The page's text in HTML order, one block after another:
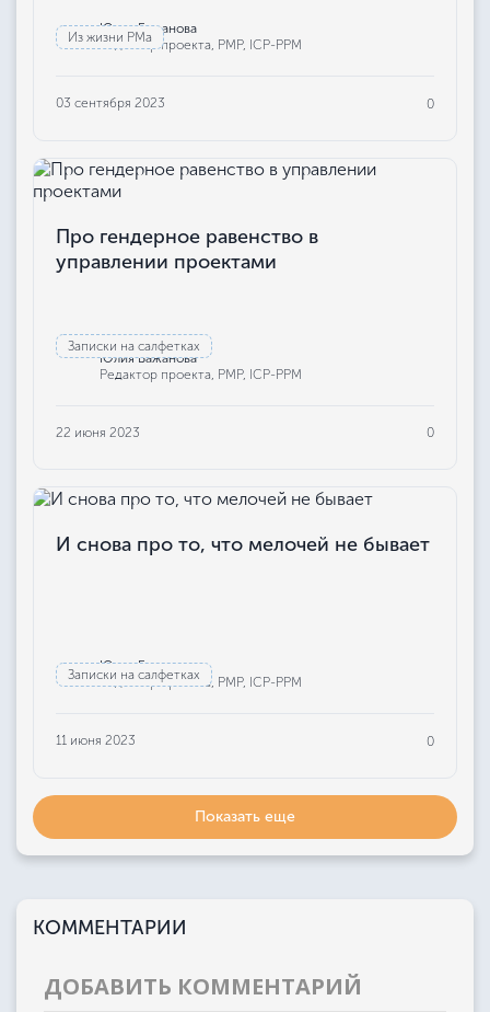
Из жизни РМа
Юлия Бажанова
Редактор проекта, РМР, ICP-PPM
03 сентября 2023 0
Записки на салфетках
Про гендерное равенство в
управлении проектами
Юлия Бажанова
Редактор проекта, РМР, ICP-PPM
22 июня 2023 0
Записки на салфетках
И снова про то, что мелочей не бывает
Юлия Бажанова
Редактор проекта, РМР, ICP-PPM
11 июня 2023 0
Показать еще
КОММЕНТАРИИ
ДОБАВИТЬ КОММЕНТАРИЙ